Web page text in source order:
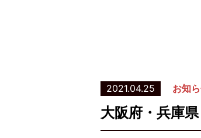
2021.04.25 お知
大阪府・兵庫